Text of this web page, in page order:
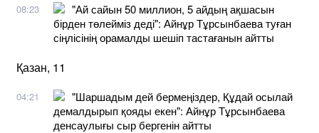
08:23
"Ай сайын 50 миллион, 5 айдың ақшасын
бірден төлейміз деді": Айнұр Тұрсынбаева туған
сіңлісінің орамалды шешіп тастағанын айтты
Қазан, 11
04:21
"Шаршадым дей бермеңіздер, Құдай осылай
демалдырып қояды екен": Айнұр Тұрсынбаева
денсаулығы сыр бергенін айтты